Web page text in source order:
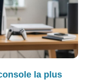
la plus